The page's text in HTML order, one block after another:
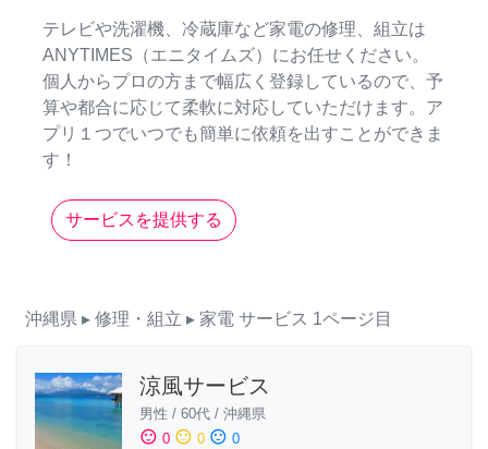
テレビや洗濯機、冷蔵庫など家電の修理、組立は
ANYTIMES（エニタイムズ）にお任せください。
個人からプロの方まで幅広く登録しているので、予
算や都合に応じて柔軟に対応していただけます。ア
プリ１つでいつでも簡単に依頼を出すことができま
す！
サービスを提供する
沖縄県 ▸ 修理・組立 ▸ 家電 サービス 1ページ目
涼風サービス
男性 / 60代 / 沖縄県
sentiment_satisfied 0 sentiment_neutral 0 sentiment_dissatisfied 0